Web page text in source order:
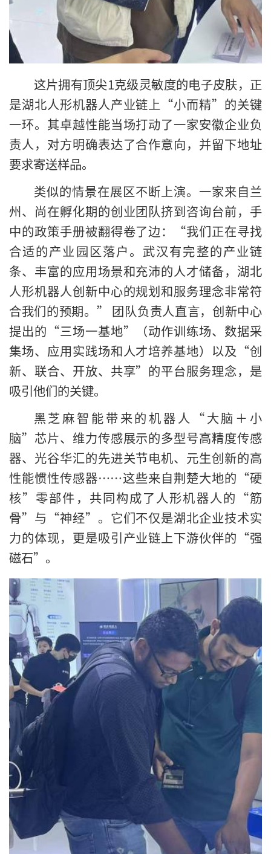
这片拥有顶尖1克级灵敏度的电子皮肤，正
是湖北人形机器人产业链上“小而精”的关键
一环。其卓越性能当场打动了一家安徽企业负
责人，对方明确表达了合作意向，并留下地址
要求寄送样品。
类似的情景在展区不断上演。一家来自兰
州、尚在孵化期的创业团队挤到咨询台前，手
中的政策手册被翻得卷了边：“我们正在寻找
合适的产业园区落户。武汉有完整的产业链
条、丰富的应用场景和充沛的人才储备，湖北
人形机器人创新中心的规划和服务理念非常符
合我们的预期。” 团队负责人直言，创新中心
提出的“三场一基地”（动作训练场、数据采
集场、应用实践场和人才培养基地）以及“创
新、联合、开放、共享”的平台服务理念，是
吸引他们的关键。
黑芝麻智能带来的机器人“大脑＋小
脑”芯片、维力传感展示的多型号高精度传感
器、光谷华汇的先进关节电机、元生创新的高
性能惯性传感器……这些来自荆楚大地的“硬
核”零部件，共同构成了人形机器人的“筋
骨”与“神经”。它们不仅是湖北企业技术实
力的体现，更是吸引产业链上下游伙伴的“强
磁石”。